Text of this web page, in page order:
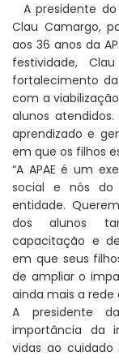
A presidente
Clau Camargo,
aos 36 anos da
festividade,
fortalecimento da
com a
alunos
aprendizado e
em que os filhos
“A APAE é um
social e nós do
entidade.
dos alunos
capacitação e
em que seus
de ampliar o
ainda mais a rede
A presidente
importância da
vidas ao